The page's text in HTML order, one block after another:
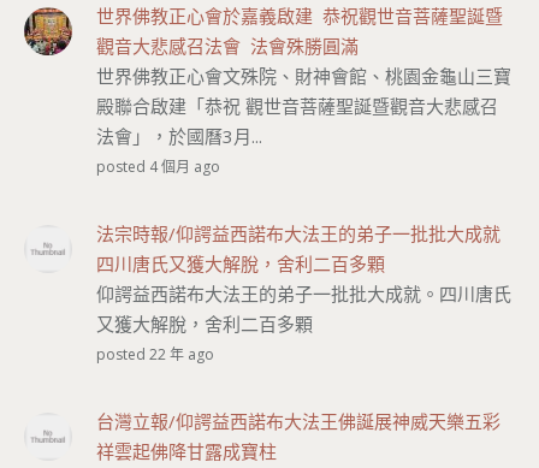
世界佛教正心會於嘉義啟建 恭祝觀世音菩薩聖誕暨
觀音大悲感召法會 法會殊勝圓滿
世界佛教正心會文殊院、財神會館、桃園金龜山三寶
殿聯合啟建「恭祝 觀世音菩薩聖誕暨觀音大悲感召
法會」，於國曆3月...
posted 4 個月 ago
法宗時報/仰諤益西諾布大法王的弟子一批批大成就
四川唐氏又獲大解脫，舍利二百多顆
仰諤益西諾布大法王的弟子一批批大成就。四川唐氏
又獲大解脫，舍利二百多顆
posted 22 年 ago
台灣立報/仰諤益西諾布大法王佛誕展神威天樂五彩
祥雲起佛降甘露成寶柱